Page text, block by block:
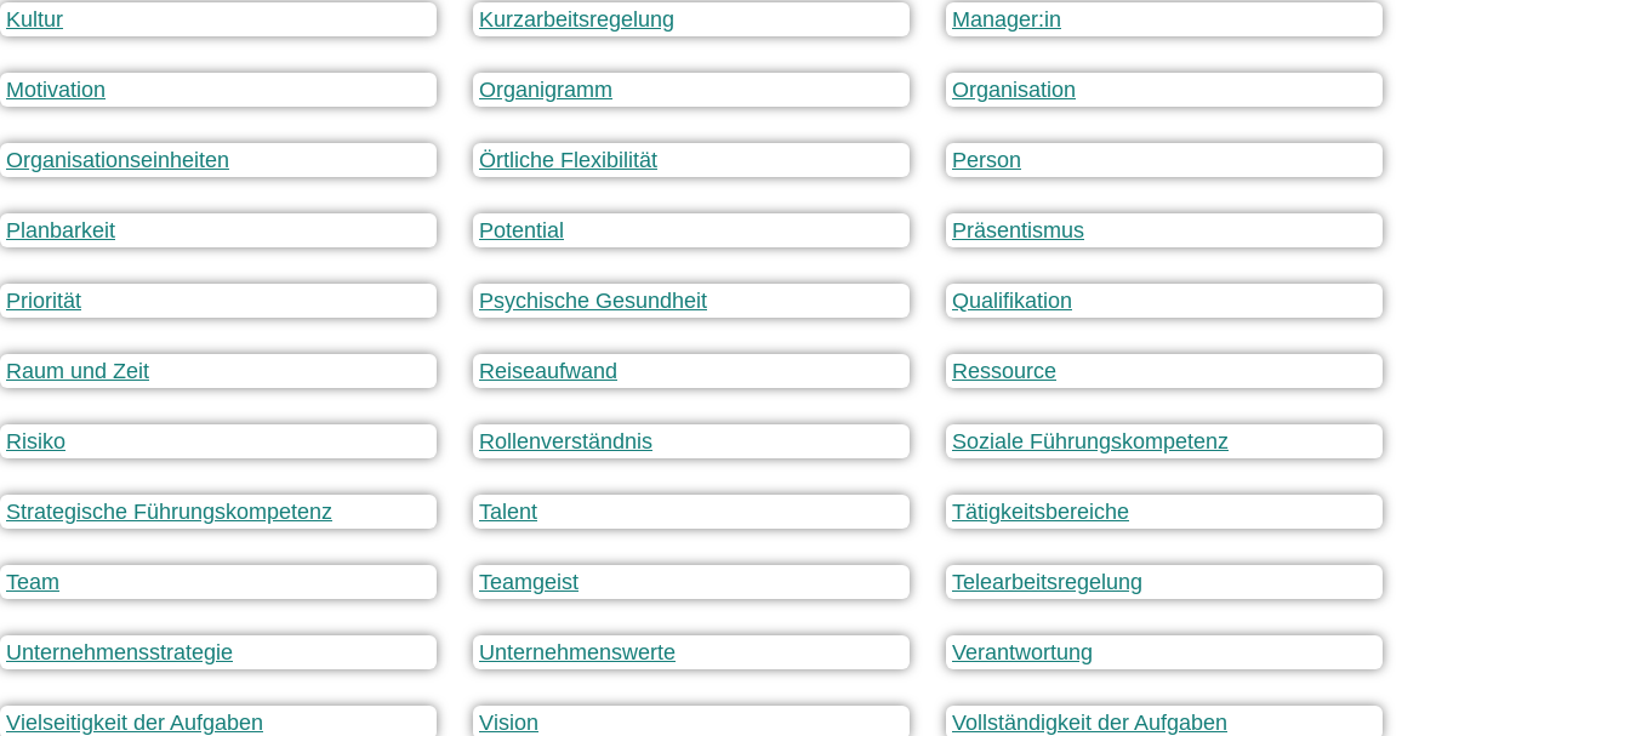
Kultur Kurzarbeitsregelung Manager:in
Motivation Organigramm Organisation
Organisationseinheiten Örtliche Flexibilität Person
Planbarkeit Potential Präsentismus
Priorität Psychische Gesundheit Qualifikation
Raum und Zeit Reiseaufwand Ressource
Risiko Rollenverständnis Soziale Führungskompetenz
Strategische Führungskompetenz Talent Tätigkeitsbereiche
Team Teamgeist Telearbeitsregelung
Unternehmensstrategie Unternehmenswerte Verantwortung
Vielseitigkeit der Aufgaben Vision Vollständigkeit der Aufgaben